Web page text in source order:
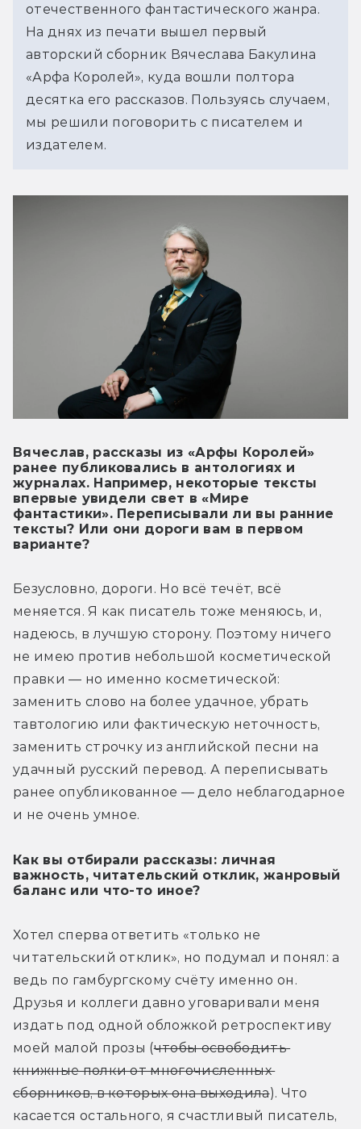
отечественного фантастического жанра.
На днях из печати вышел первый
авторский сборник Вячеслава Бакулина
«Арфа Королей», куда вошли полтора
десятка его рассказов. Пользуясь случаем,
мы решили поговорить с писателем и
издателем.
Вячеслав, рассказы из «Арфы Королей»
ранее публиковались в антологиях и
журналах. Например, некоторые тексты
впервые увидели свет в «Мире
фантастики». Переписывали ли вы ранние
тексты? Или они дороги вам в первом
варианте?
Безусловно, дороги. Но всё течёт, всё
меняется. Я как писатель тоже меняюсь, и,
надеюсь, в лучшую сторону. Поэтому ничего
не имею против небольшой косметической
правки — но именно косметической:
заменить слово на более удачное, убрать
тавтологию или фактическую неточность,
заменить строчку из английской песни на
удачный русский перевод. А переписывать
ранее опубликованное — дело неблагодарное
и не очень умное.
Как вы отбирали рассказы: личная
важность, читательский отклик, жанровый
баланс или что-то иное?
Хотел сперва ответить «только не
читательский отклик», но подумал и понял: а
ведь по гамбургскому счёту именно он.
Друзья и коллеги давно уговаривали меня
издать под одной обложкой ретроспективу
моей малой прозы (чтобы освободить
книжные полки от многочисленных
сборников, в которых она выходила). Что
касается остального, я счастливый писатель,